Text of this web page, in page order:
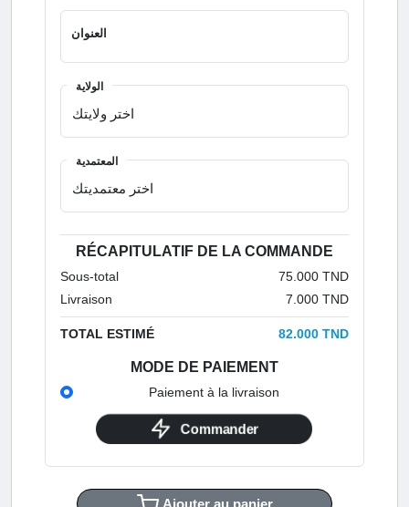
العنوان
الولاية
المعتمدية
RÉCAPITULATIF DE LA COMMANDE
Sous-total
75.000 TND
Livraison
7.000 TND
TOTAL ESTIMÉ 82.000 TND
MODE DE PAIEMENT
Paiement à la livraison
Commander
Ajouter au panier